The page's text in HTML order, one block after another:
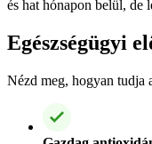
és hat hónapon belül, de
Egészségügyi
Nézd meg, hogyan tudja